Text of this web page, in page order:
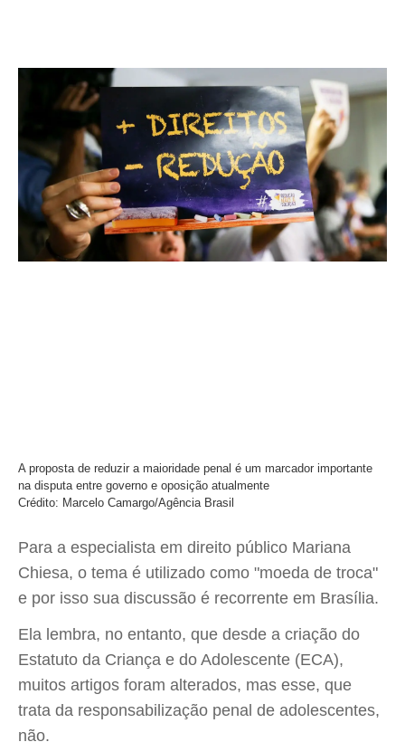
A proposta de reduzir a maioridade penal é um marcador importante
na disputa entre governo e oposição atualmente
Crédito: Marcelo Camargo/Agência Brasil
Para a especialista em direito público Mariana
Chiesa, o tema é utilizado como "moeda de troca"
e por isso sua discussão é recorrente em Brasília.
Ela lembra, no entanto, que desde a criação do
Estatuto da Criança e do Adolescente (ECA),
muitos artigos foram alterados, mas esse, que
trata da responsabilização penal de adolescentes,
não.